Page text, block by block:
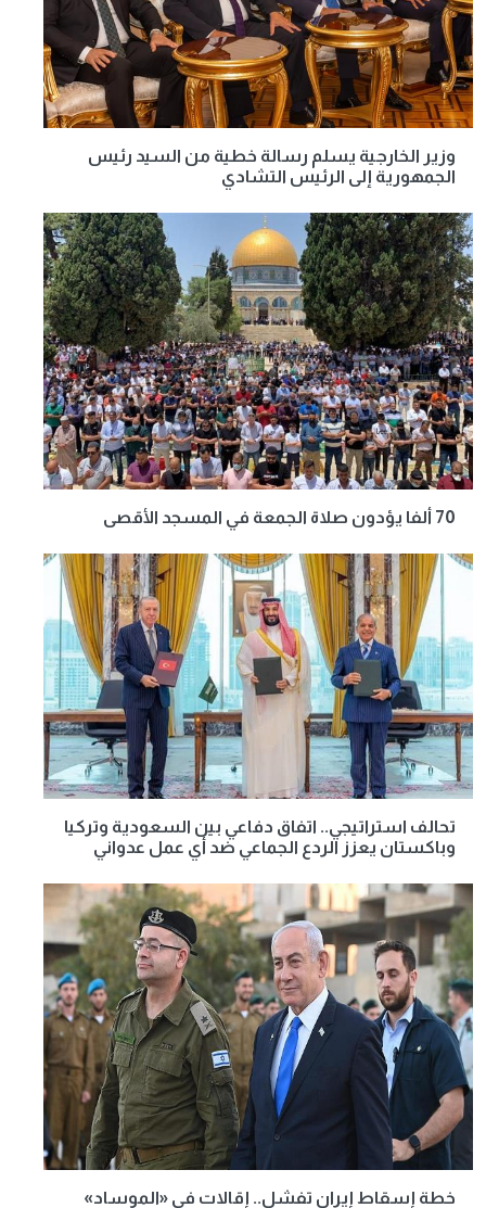
وزير الخارجية يسلم رسالة خطية من السيد رئيس
الجمهورية إلى الرئيس التشادي
70 ألفا يؤدون صلاة الجمعة في المسجد الأقصى
تحالف استراتيجي.. اتفاق دفاعي بين السعودية وتركيا
وباكستان يعزز الردع الجماعي ضد أي عمل عدواني
خطة إسقاط إيران تفشل.. إقالات في «الموساد»